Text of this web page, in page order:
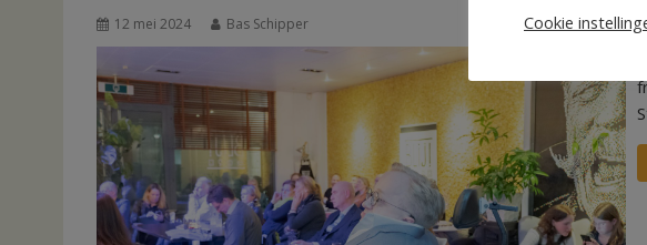
12 mei 2024 Bas Schipper
Cookie